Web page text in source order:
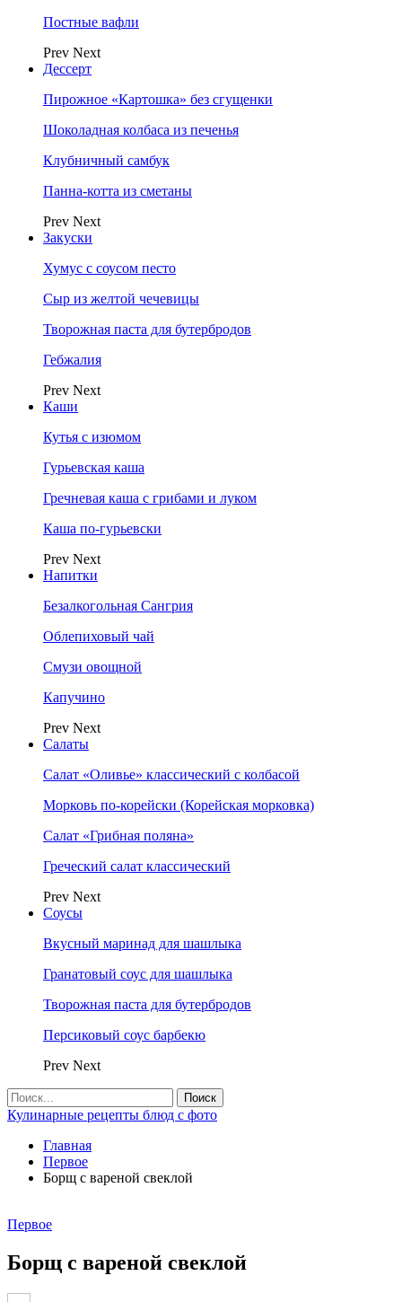
Постные вафли
Prev Next
Дессерт
Пирожное «Картошка» без сгущенки
Шоколадная колбаса из печенья
Клубничный самбук
Панна-котта из сметаны
Prev Next
Закуски
Хумус с соусом песто
Сыр из желтой чечевицы
Творожная паста для бутербродов
Гебжалия
Prev Next
Каши
Кутья с изюмом
Гурьевская каша
Гречневая каша с грибами и луком
Каша по-гурьевски
Prev Next
Напитки
Безалкогольная Сангрия
Облепиховый чай
Смузи овощной
Капучино
Prev Next
Салаты
Салат «Оливье» классический с колбасой
Морковь по-корейски (Корейская морковка)
Салат «Грибная поляна»
Греческий салат классический
Prev Next
Соусы
Вкусный маринад для шашлыка
Гранатовый соус для шашлыка
Творожная паста для бутербродов
Персиковый соус барбекю
Prev Next
Кулинарные рецепты блюд с фото
Главная
Первое
Борщ с вареной свеклой
Первое
Борщ с вареной свеклой